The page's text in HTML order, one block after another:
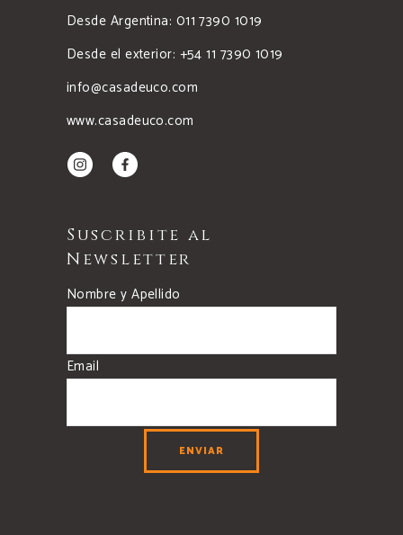
Desde Argentina: 011 7390 1019
Desde el exterior: +54 11 7390 1019
info@casadeuco.com
www.casadeuco.com
Suscribite al
Newsletter
Nombre y Apellido
Email